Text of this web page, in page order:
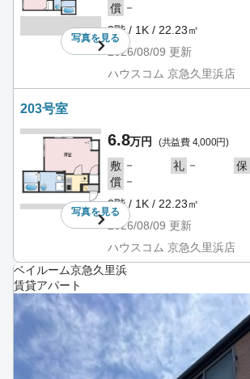
写真を見る
償 －
2階 / 1K / 22.23㎡
2026/08/09 更新
ハウスコム 京急久里浜店
203号室
写真を見る
6.8万円 (共益費 4,000円)
敷 － 礼 － 保
償 －
2階 / 1K / 22.23㎡
2026/08/09 更新
ハウスコム 京急久里浜店
ベイルーム京急久里浜
賃貸アパート